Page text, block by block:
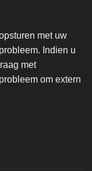
met uw
Indien u
met
om extern